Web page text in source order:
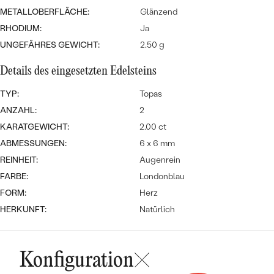
Meistverkaufte
Eheringe
ANSCHAUEN
MIT EDELSTEIN
NACH MATERIAL
PLATIN
SILBER
EDELSTEINSCHMUCK
SCHMUCK MIT LAB GROWN
DIAMANTEN
NACH STYL
PERSONALISIERT
SYMBOLISCH
NACH ANLASS
PREISWERTE
LUXURIÖSE
LUXURIÖSE
METALLOBERFLÄCHE:
Glänzend
RHODIUM:
Ja
UNGEFÄHRES GEWICHT:
2.50 g
Details des eingesetzten Edelsteins
TYP:
Topas
ANZAHL:
2
KARATGEWICHT:
2.00 ct
ABMESSUNGEN:
6 x 6 mm
REINHEIT:
Augenrein
FARBE:
Londonblau
FORM:
Herz
HERKUNFT:
Natürlich
Konfiguration